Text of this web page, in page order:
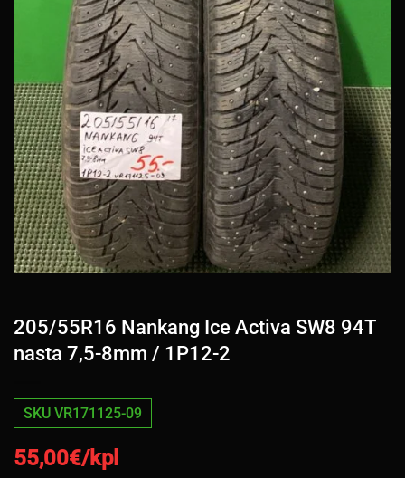
205/55R16 Nankang Ice Activa SW8 94T
nasta 7,5-8mm / 1P12-2
SKU VR171125-09
55,00€/kpl